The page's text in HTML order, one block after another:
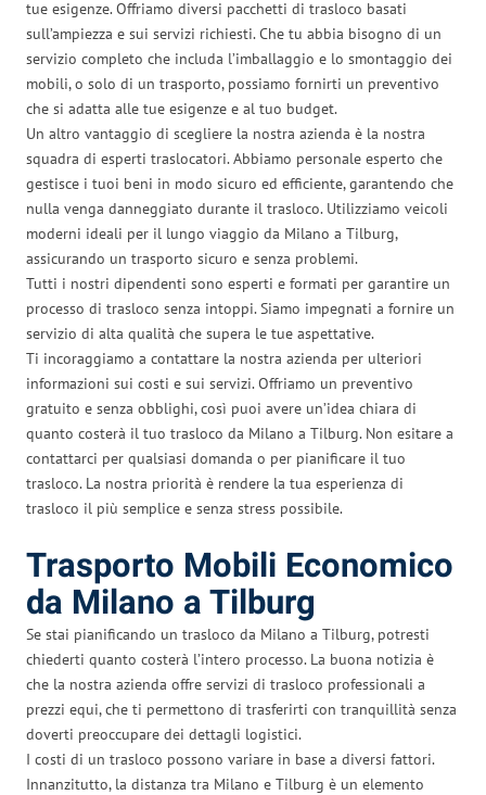
tue esigenze. Offriamo diversi pacchetti di trasloco basati
sull’ampiezza e sui servizi richiesti. Che tu abbia bisogno di un
servizio completo che includa l’imballaggio e lo smontaggio dei
mobili, o solo di un trasporto, possiamo fornirti un preventivo
che si adatta alle tue esigenze e al tuo budget.
Un altro vantaggio di scegliere la nostra azienda è la nostra
squadra di esperti traslocatori. Abbiamo personale esperto che
gestisce i tuoi beni in modo sicuro ed efficiente, garantendo che
nulla venga danneggiato durante il trasloco. Utilizziamo veicoli
moderni ideali per il lungo viaggio da Milano a Tilburg,
assicurando un trasporto sicuro e senza problemi.
Tutti i nostri dipendenti sono esperti e formati per garantire un
processo di trasloco senza intoppi. Siamo impegnati a fornire un
servizio di alta qualità che supera le tue aspettative.
Ti incoraggiamo a contattare la nostra azienda per ulteriori
informazioni sui costi e sui servizi. Offriamo un preventivo
gratuito e senza obblighi, così puoi avere un’idea chiara di
quanto costerà il tuo trasloco da Milano a Tilburg. Non esitare a
contattarci per qualsiasi domanda o per pianificare il tuo
trasloco. La nostra priorità è rendere la tua esperienza di
trasloco il più semplice e senza stress possibile.
Trasporto Mobili Economico
da Milano a Tilburg
Se stai pianificando un trasloco da Milano a Tilburg, potresti
chiederti quanto costerà l’intero processo. La buona notizia è
che la nostra azienda offre servizi di trasloco professionali a
prezzi equi, che ti permettono di trasferirti con tranquillità senza
doverti preoccupare dei dettagli logistici.
I costi di un trasloco possono variare in base a diversi fattori.
Innanzitutto, la distanza tra Milano e Tilburg è un elemento